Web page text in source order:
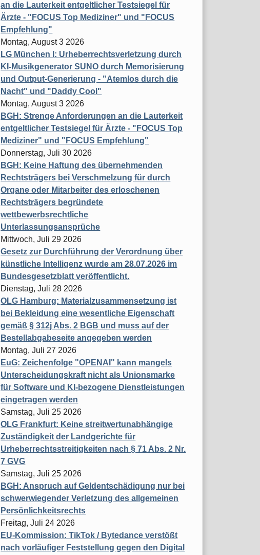
an die Lauterkeit entgeltlicher Testsiegel für
Ärzte - "FOCUS Top Mediziner" und "FOCUS
Empfehlung"
Montag, August 3 2026
LG München I: Urheberrechtsverletzung durch
KI-Musikgenerator SUNO durch Memorisierung
und Output-Generierung - "Atemlos durch die
Nacht" und "Daddy Cool"
Montag, August 3 2026
BGH: Strenge Anforderungen an die Lauterkeit
entgeltlicher Testsiegel für Ärzte - "FOCUS Top
Mediziner" und "FOCUS Empfehlung"
Donnerstag, Juli 30 2026
BGH: Keine Haftung des übernehmenden
Rechtsträgers bei Verschmelzung für durch
Organe oder Mitarbeiter des erloschenen
Rechtsträgers begründete
wettbewerbsrechtliche
Unterlassungsansprüche
Mittwoch, Juli 29 2026
Gesetz zur Durchführung der Verordnung über
künstliche Intelligenz wurde am 28.07.2026 im
Bundesgesetzblatt veröffentlicht.
Dienstag, Juli 28 2026
OLG Hamburg: Materialzusammensetzung ist
bei Bekleidung eine wesentliche Eigenschaft
gemäß § 312j Abs. 2 BGB und muss auf der
Bestellabgabeseite angegeben werden
Montag, Juli 27 2026
EuG: Zeichenfolge "OPENAI" kann mangels
Unterscheidungskraft nicht als Unionsmarke
für Software und KI-bezogene Dienstleistungen
eingetragen werden
Samstag, Juli 25 2026
OLG Frankfurt: Keine streitwertunabhängige
Zuständigkeit der Landgerichte für
Urheberrechtsstreitigkeiten nach § 71 Abs. 2 Nr.
7 GVG
Samstag, Juli 25 2026
BGH: Anspruch auf Geldentschädigung nur bei
schwerwiegender Verletzung des allgemeinen
Persönlichkeitsrechts
Freitag, Juli 24 2026
EU-Kommission: TikTok / Bytedance verstößt
nach vorläufiger Feststellung gegen den Digital